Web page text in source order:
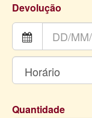
Devolução
Quantidade